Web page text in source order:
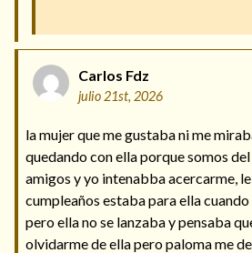
Carlos Fdz
julio 21st, 2026
la mujer que me gustaba ni me
quedando con ella porque somos
amigos y yo intenabba acercarme,
cumpleaños estaba para ella
pero ella no se lanzaba y pensaba
olvidarme de ella pero paloma me